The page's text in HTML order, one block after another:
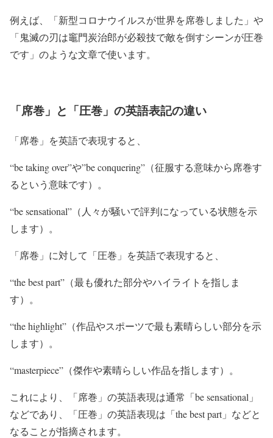
例えば、 「新型コロナウイルスが世界を席巻しました」 や
「鬼滅の刃は竈門炭治郎が必殺技で敵を倒すシーンが圧巻
です」 のような文章で使います。
「席巻」と「圧巻」の英語表記の違い
「席巻」を英語で表現すると、
“be taking over”や”be conquering”（征服する意味から席巻す
るという意味です）。
“be sensational”（人々が騒いで評判になっている状態を示
します）。
「席巻」に対して「圧巻」を英語で表現すると、
“the best part”（最も優れた部分やハイライトを指しま
す）。
“the highlight”（作品やスポーツで最も素晴らしい部分を示
します）。
“masterpiece”（傑作や素晴らしい作品を指します）。
これにより、「席巻」の英語表現は通常「be sensational」
などであり、「圧巻」の英語表現は「the best part」などと
なることが指摘されます。